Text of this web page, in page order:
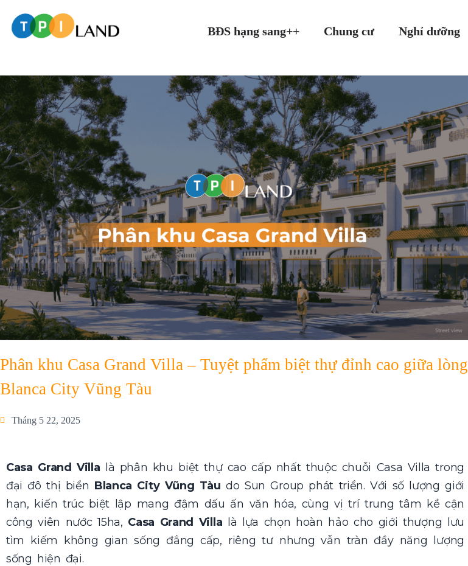
BĐS hạng sang++ Chung cư Nghỉ dưỡng
Phân khu Casa Grand Villa – Tuyệt phẩm biệt thự đỉnh cao giữa lòng
Blanca City Vũng Tàu
Tháng 5 22, 2025
Casa Grand Villa là phân khu biệt thự cao cấp nhất thuộc chuỗi Casa Villa trong
đại đô thị biển Blanca City Vũng Tàu do Sun Group phát triển. Với số lượng giới
hạn, kiến trúc biệt lập mang đậm dấu ấn văn hóa, cùng vị trí trung tâm kề cận
công viên nước 15ha, Casa Grand Villa là lựa chọn hoàn hảo cho giới thượng lưu
tìm kiếm không gian sống đẳng cấp, riêng tư nhưng vẫn tràn đầy năng lượng
sống hiện đại.